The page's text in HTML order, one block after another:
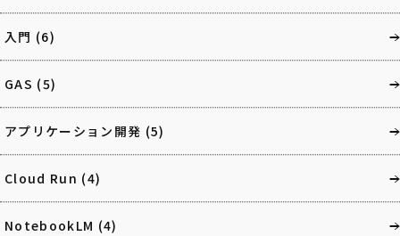
入門 (6)
GAS (5)
アプリケーション開発 (5)
Cloud Run (4)
NotebookLM (4)